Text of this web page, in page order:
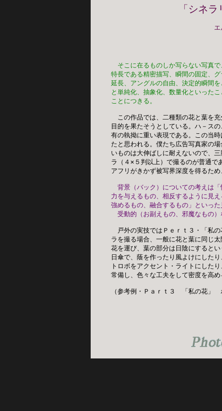
「シネ
そこに在るものしか写らない写真
特長である精密描写、瞬間の固定、
延長、アングルの自由、決定的瞬間
と単純化、抽象化、数量化といった
ことにつきる。
この作品では、二種類の花と葉を
目的を果たそうとしている。ハ－ス
有の執拗に重い表現である。この当
たと思われる。僕たち広告写真家の
いものは大伸ばしに耐えないので、
ラ（４×５判以上）で撮るのが普通で
アフリがきかず被写界深度を得るた
背景（バック）についての考えは
力を与えるもの、相反するように見
強めるもの、融合するも
受動的（お副えもの、邪魔なもの
戸外の実技ではＰｅｒｔ３・「私
ラを撮る場合、一般に花と葉に同じ
花を運び、葉の部分は日陰にすると
日傘で、蔭を作ったり風よけにした
トロボをアクセント・ライトにした
常備し、色々な工夫をして密度を高
（参考例・Ｐａｒｔ３　「私の花」